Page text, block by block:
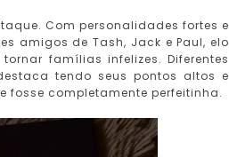
Com personalidades fortes e
amigos de Tash, Jack e Paul, elo
famílias infelizes. Diferentes
tendo seus pontos altos e
fosse completamente perfeitinha.